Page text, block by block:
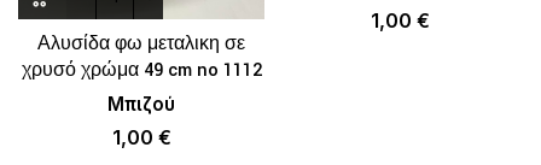
Αλυσίδα φω μεταλικη σε
χρυσό χρώμα 49 cm no 1112
Μπιζού
1,00 €
1,00 €